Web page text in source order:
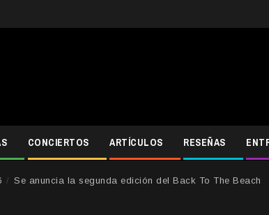
CONCIERTOS ARTÍCULOS RESEÑAS
Se anuncia la segunda edición del Back To The Beach